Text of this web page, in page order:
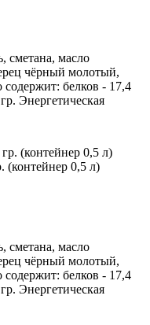
сметана, масло
чёрный молотый,
белков - 17,4
Энергетическая
(контейнер 0,5 л)
сметана, масло
чёрный молотый,
белков - 17,4
Энергетическая